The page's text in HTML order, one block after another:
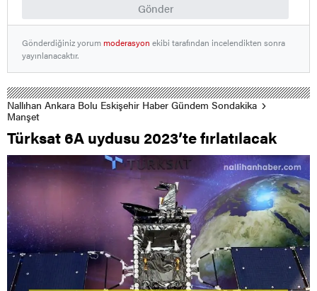
Gönder
Gönderdiğiniz yorummoderasyon ekibi tarafından incelendikten sonra
yayınlanacaktır.
Nallıhan Ankara Bolu Eskişehir Haber Gündem Sondakika
Manşet
Türksat 6A uydusu 2023’te fırlatılacak